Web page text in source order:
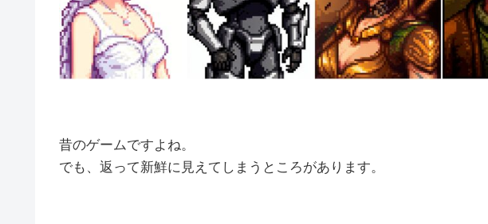
昔のゲームですよね。
でも、返って新鮮に見えてしまうところがあります。